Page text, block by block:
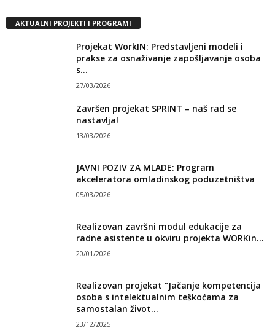
AKTUALNI PROJEKTI I PROGRAMI
Projekat WorkIN: Predstavljeni modeli i
prakse za osnaživanje zapošljavanje osoba
s...
27/03/2026
Završen projekat SPRINT – naš rad se
nastavlja!
13/03/2026
JAVNI POZIV ZA MLADE: Program
akceleratora omladinskog poduzetništva
05/03/2026
Realizovan završni modul edukacije za
radne asistente u okviru projekta WORKin...
20/01/2026
Realizovan projekat ”Jačanje kompetencija
osoba s intelektualnim teškoćama za
samostalan život...
23/12/2025